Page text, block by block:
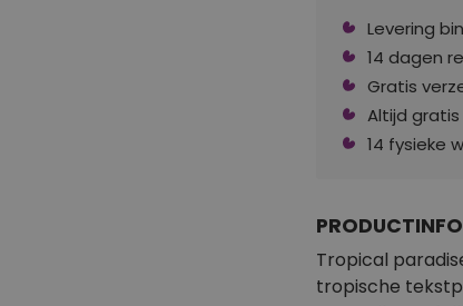
Levering
14 dagen
Gratis
Altijd
14 fysieke
Tropical
tropische